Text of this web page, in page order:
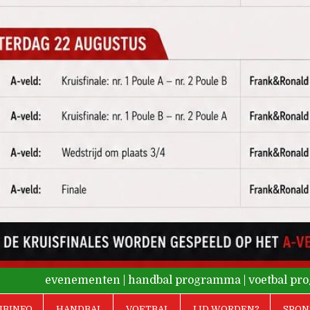
evenementen handbal programma voetbal